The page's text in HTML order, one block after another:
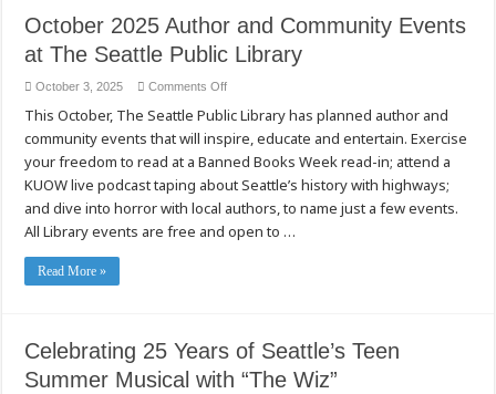
October 2025 Author and Community Events
at The Seattle Public Library
October 3, 2025 Comments Offon
2025
Author
and
Events
at
The
Seattle
Public
Library
This October, The Seattle Public Library has planned author and
community events that will inspire, educate and entertain. Exercise
your freedom to read at a Banned Books Week read-in; attend a
KUOW live podcast taping about Seattle’s history with highways;
and dive into horror with local authors, to name just a few events.
All Library events are free and open to …
Read More »
Celebrating 25 Years of Seattle’s Teen
Summer Musical with “The Wiz”